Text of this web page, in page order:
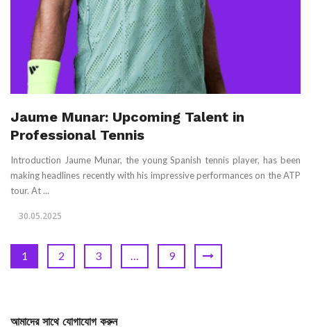
Jaume Munar: Upcoming Talent in
Professional Tennis
Introduction Jaume Munar, the young Spanish tennis player, has been
making headlines recently with his impressive performances on the ATP
tour. At ...
30.05.2025
1 2 3 … 9
আমাদের সাথে যোগাযোগ করুন